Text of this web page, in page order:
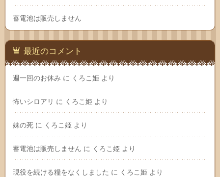
蓄電池は販売しません
最近のコメント
週一回のお休み に くろこ姫 より
怖いシロアリ に くろこ姫 より
妹の死 に くろこ姫 より
蓄電池は販売しません に くろこ姫 より
現役を続ける糧をなくしました に くろこ姫 より